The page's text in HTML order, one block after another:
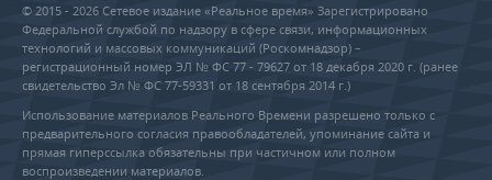
© 2015 - 2026 Сетевое издание «Реальное время» Зарегистрировано
Федеральной службой по надзору в сфере связи, информационных
технологий и массовых коммуникаций (Роскомнадзор) –
регистрационный номер ЭЛ № ФС 77 - 79627 от 18 декабря 2020 г. (ранее
свидетельство Эл № ФС 77-59331 от 18 сентября 2014 г.)
Использование материалов Реального Времени разрешено только с
предварительного согласия правообладателей, упоминание сайта и
прямая гиперссылка обязательны при частичном или полном
воспроизведении материалов.